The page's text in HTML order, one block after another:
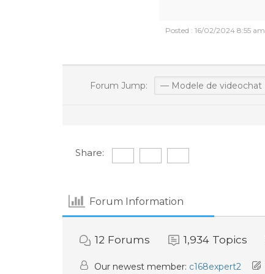
Posted : 16/02/2024 8:55 am
Forum Jump:
Share:
Forum Information
12 Forums 1,934 Topics
Our newest member: c168expert2